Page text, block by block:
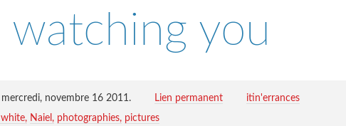
watching you
mercredi, novembre 16 2011. Lien permanent
itin'errances
white Naiel photographies pictures